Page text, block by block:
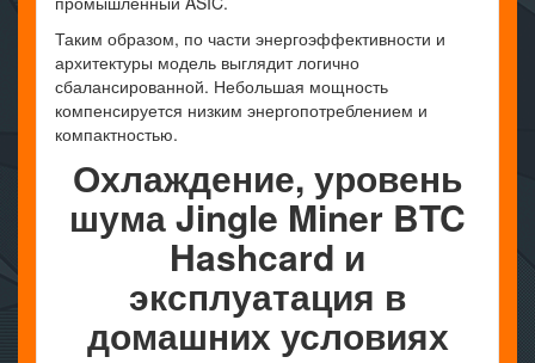
Таким образом, по части энергоэффективности и
архитектуры модель выглядит логично
сбалансированной. Небольшая мощность
компенсируется низким энергопотреблением и
компактностью.
Охлаждение, уровень
шума Jingle Miner BTC
Hashcard и
эксплуатация в
домашних условиях